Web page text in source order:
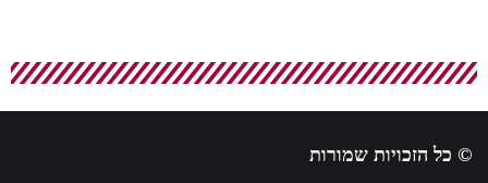
© כל הזכויות שמורות